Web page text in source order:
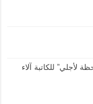
لأجلي” للكاتبة آلاء